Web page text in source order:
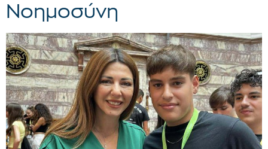
Νοημοσύνη